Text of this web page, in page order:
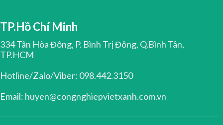
TP.Hồ Chí Minh
334 Tân Hòa Đông, P. Bình Trị Đông, Q.Bình Tân,
TP.HCM
Hotline/Zalo/Viber: 098.442.3150
Email: huyen@congnghiepvietxanh.com.vn